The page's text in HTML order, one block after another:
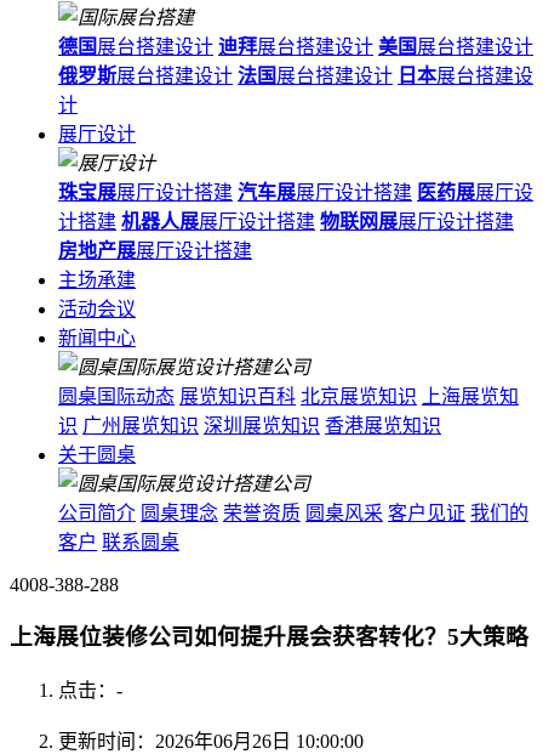
德国 展台搭建设计 迪拜展台搭建设计 美国 展台搭建设计
俄罗斯展台搭建设计 法国 展台搭建设计 日本展台搭建设
计
展厅设计
珠宝展展厅设计搭建 汽车展展厅设计搭建 医药展展厅设
计搭建 机器人展展厅设计搭建 物联网展展厅设计搭建
房地产展展厅设计搭建
主场承建
活动会议
新闻中心
圆桌国际动态 展览知识百科 北京展览知识
上海展览知
识 广州展览知识 深圳展览知识 香港展览知识
关于圆桌
公司简介 圆桌理念 荣誉资质 圆桌风采 客户见证 我们的
客户 联系圆桌
4008-388-288
上海展位装修公司如何提升展会获客转化？5大策略
点击： -
更新时间：2026年06月26日 10:00:00